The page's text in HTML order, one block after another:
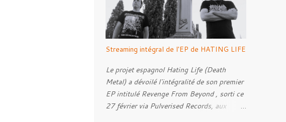
Pour alimenter cette réflexion, Tracks est
allé à la rencontre de Noise ( Kanonenfieber
) et de Dmytro Kumar ( 1914 ), qui
reviennent sur leur intérêt pour la Première
Guerre mondiale. Le documentaire donne
également la parole au producteur Kristian
"Kohle" Kohlmannslehner, collaborateur de
1914 , ainsi qu'à l'historien Ralf Raths,
directeur du Musée allemand des blindés de
Streaming intégral de l'EP de HATING LIFE
Le projet espagnol Hating Life (Death
Metal) a dévoilé l'intégralité de son premier
EP intitulé Revenge From Beyond , sorti ce
27 février via Pulverised Records, aux